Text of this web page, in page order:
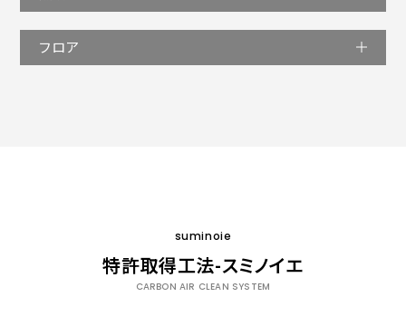
フロア
suminoie
特許取得工法-スミノイエ
CARBON AIR CLEAN SYSTEM